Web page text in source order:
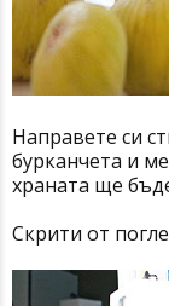
Направете си
бурканчета и
храната ще
Скрити от